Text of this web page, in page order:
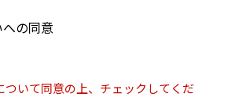
の同意
ついて同意の上、チェックしてくだ